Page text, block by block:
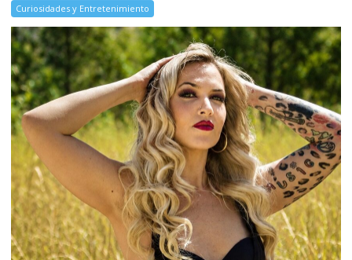
Curiosidades y Entretenimiento